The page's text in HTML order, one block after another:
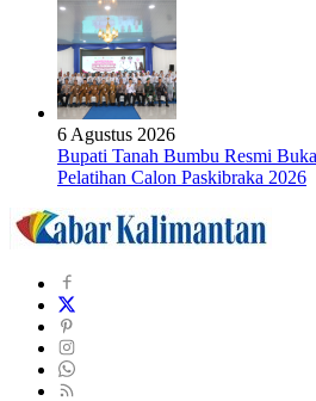
6 Agustus 2026
Bupati Tanah Bumbu Resmi
Pelatihan Calon Paskibraka 2026